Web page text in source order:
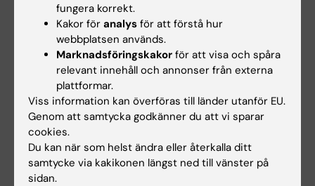
Relaterade artiklar
fungera korrekt.
Kakor för analys för att förstå hur
webbplatsen används.
Marknadsföringskakor för att visa och spåra
relevant innehåll och annonser från externa
plattformar.
Viss information kan överföras till länder utanför EU.
Genom att samtycka godkänner du att vi sparar
cookies.
Du kan när som helst ändra eller återkalla ditt
samtycke via kakikonen längst ned till vänster på
sidan.